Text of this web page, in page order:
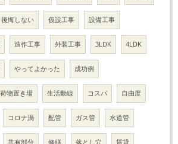
後悔しない 仮設工事 設備工事
造作工事 外装工事 3LDK 4LDK
やってよかった 成功例
荷物置き場 生活動線 コスパ 自由度
コロナ渦 配管 ガス管 水道管
共有部分 修繕 落とし穴 賃貸